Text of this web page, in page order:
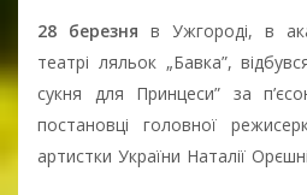
28 березня в Ужгороді, в
театрі ляльок „Бавка”,
сукня для Принцеси” за
постановці головної
артистки України Наталії